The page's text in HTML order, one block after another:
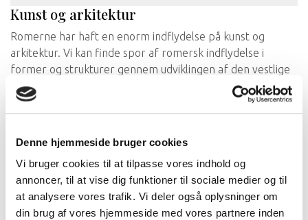
Denne hjemmeside bruger cookies
Vi bruger cookies til at tilpasse vores indhold og
annoncer, til at vise dig funktioner til sociale medier og til
at analysere vores trafik. Vi deler også oplysninger om
din brug af vores hjemmeside med vores partnere inden
Kunst og arkitektur
Romerne har haft en enorm indflydelse på kunst og
arkitektur. Vi kan finde spor af romersk indflydelse i
former og strukturer gennem udviklingen af ​​den vestlige
kultur.
Selvom romerne var stærkt påvirket af det antikke
græske mønstre og opfindelser. For eksempel fortsatte
de brugen af ​​søjler, men formen blev mere dekorativ og
mindre strukturel i romerske bygninger.